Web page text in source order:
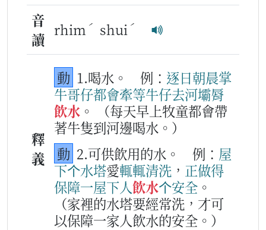
音
讀
rhim ˊ shui ˊ
釋
義
動 1.喝水。 例： 逐日朝晨掌
牛哥仔都會牽等牛仔去河壩脣
飲水 。
（每天早上牧童都會帶
著牛隻到河邊喝水。）
動 2.可供飲用的水。 例： 屋
下个水塔愛輒輒清洗 ， 正做得
保障一屋下人飲水个安全 。
（家裡的水塔要經常洗，才可
以保障一家人飲水的安全。）